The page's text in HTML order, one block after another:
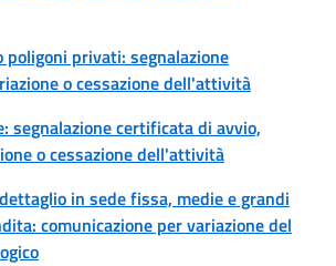
poligoni privati: segnalazione
o cessazione dell'attività
segnalazione certificata di avvio,
o cessazione dell'attività
in sede fissa, medie e grandi
comunicazione per variazione del